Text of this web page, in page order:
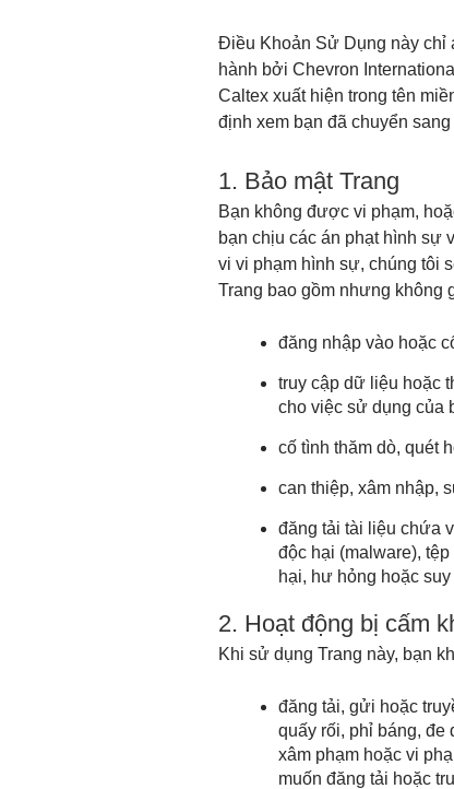
Điều Khoản Sử Dụng này chỉ
hành bởi Chevron
Caltex xuất hiện trong tên
định xem bạn đã chuyển
1. Bảo mật Trang
Bạn không được vi phạm,
bạn chịu các án phạt hình sự
vi vi phạm hình sự, chúng tôi
Trang bao gồm nhưng không
đăng nhập vào hoặc
truy cập dữ liệu hoặc
cho việc sử dụng của
cố tình thăm dò, quét
can thiệp, xâm nhập,
đăng tải tài liệu chứa
độc hại (malware),
hại, hư hỏng hoặc
2. Hoạt động bị cấm
Khi sử dụng Trang này, bạn
đăng tải, gửi hoặc
quấy rối, phỉ báng, đe
xâm phạm hoặc vi
muốn đăng tải hoặc